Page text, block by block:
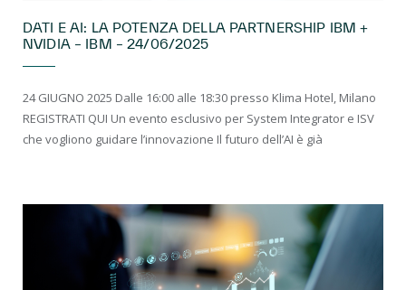
DATI E AI: LA POTENZA DELLA PARTNERSHIP IBM +
NVIDIA – IBM – 24/06/2025
24 GIUGNO 2025 Dalle 16:00 alle 18:30 presso Klima Hotel, Milano
REGISTRATI QUI Un evento esclusivo per System Integrator e ISV
che vogliono guidare l’innovazione Il futuro dell’AI è già